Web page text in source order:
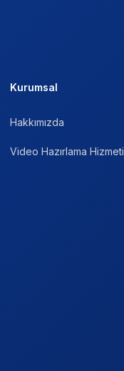
Kurumsal
Hakkımızda
Video Hazırlama Hizmeti